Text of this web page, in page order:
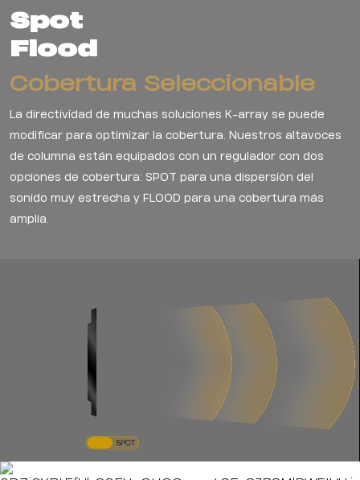
Spot
Flood
Cobertura Seleccionable
La directividad de muchas soluciones K-array se puede
modificar para optimizar la cobertura. Nuestros altavoces
de columna están equipados con un regulador con dos
opciones de cobertura: SPOT para una dispersión del
sonido muy estrecha y FLOOD para una cobertura más
amplia.